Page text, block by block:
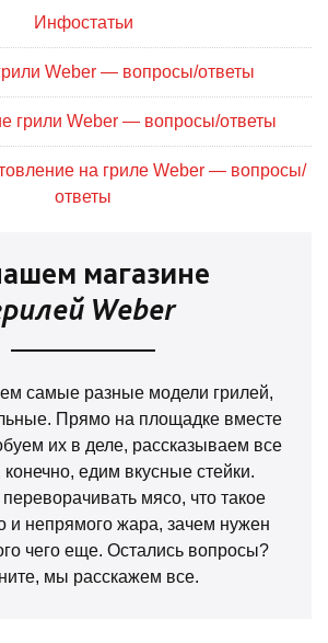
Инфостатьи
Weber — вопросы/ответы
грили Weber — вопросы/ответы
на гриле Weber — вопросы/
ответы
магазине
Weber
самые разные модели грилей,
Прямо на площадке вместе
их в деле, рассказываем все
конечно, едим вкусные стейки.
мясо, что такое
и непрямого жара, зачем нужен
чего еще. Остались вопросы?
мы расскажем все.